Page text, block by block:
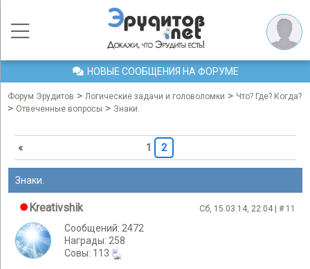
НОВЫЕ СООБЩЕНИЯ НА ФОРУМЕ
Форум Эрудитов > Логические задачи и головоломки > Что? Где? Когда?
> Отвеченные вопросы > Знаки.
« 1 2
Знаки.
Kreativshik Сб, 15.03.14, 22:04 | # 11
Сообщений: 2472
Награды: 258
Cовы: 113